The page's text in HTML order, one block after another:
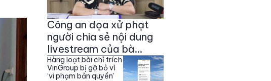
Công an dọa xử phạt
người chia sẻ nội dung
livestream của bà
Nguyễn Phương Hằng
Hàng loạt bài chỉ trích
VinGroup bị gỡ bỏ vì
‘vi phạm bản quyền’